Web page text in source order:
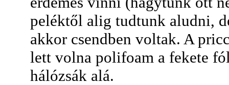
peléktől alig tudtunk aludni,
akkor csendben voltak. A
lett volna polifoam a fekete
hálózsák alá.